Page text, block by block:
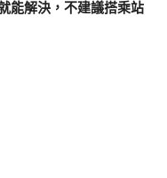
能解決，不建議搭乘站